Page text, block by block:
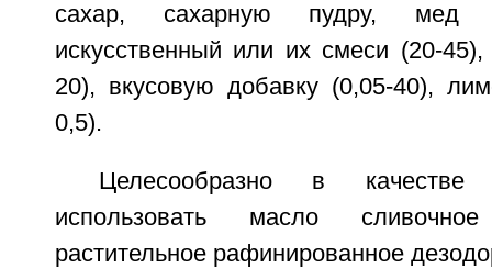
сахар, сахарную пудру, мед
искусственный или их смеси (20-
20), вкусовую добавку (0,05-40),
0,5).
Целесообразно в
использовать масло
растительное рафинированное